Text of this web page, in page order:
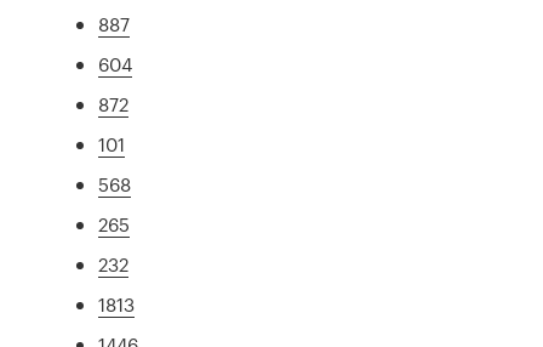
887
604
872
101
568
265
232
1813